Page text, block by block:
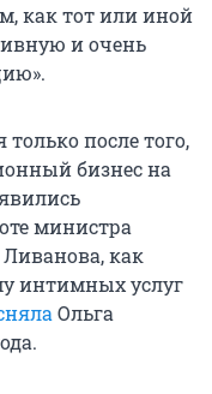
как тот или иной
и очень
после того,
бизнес на
министра
как
интимных услуг
Ольга